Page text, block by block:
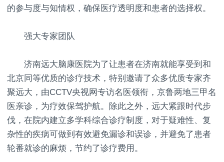
的参与度与知情权，确保医疗透明度和患者的选择权。
强大专家团队
济南远大脑康医院为了让患者在济南就能享受到和
北京同等优质的诊疗技术，特别邀请了众多优质专家齐
聚远大，由CCTV央视网专访名医领衔，京鲁两地三甲名
医亲诊，为疗效保驾护航。除此之外，远大紧跟时代步
伐，在院内建立多学科综合诊疗制度，对于疑难性、复
杂性的疾病可做到有效避免漏诊和误诊，并避免了患者
轮番就诊的麻烦，节约了诊疗费用。